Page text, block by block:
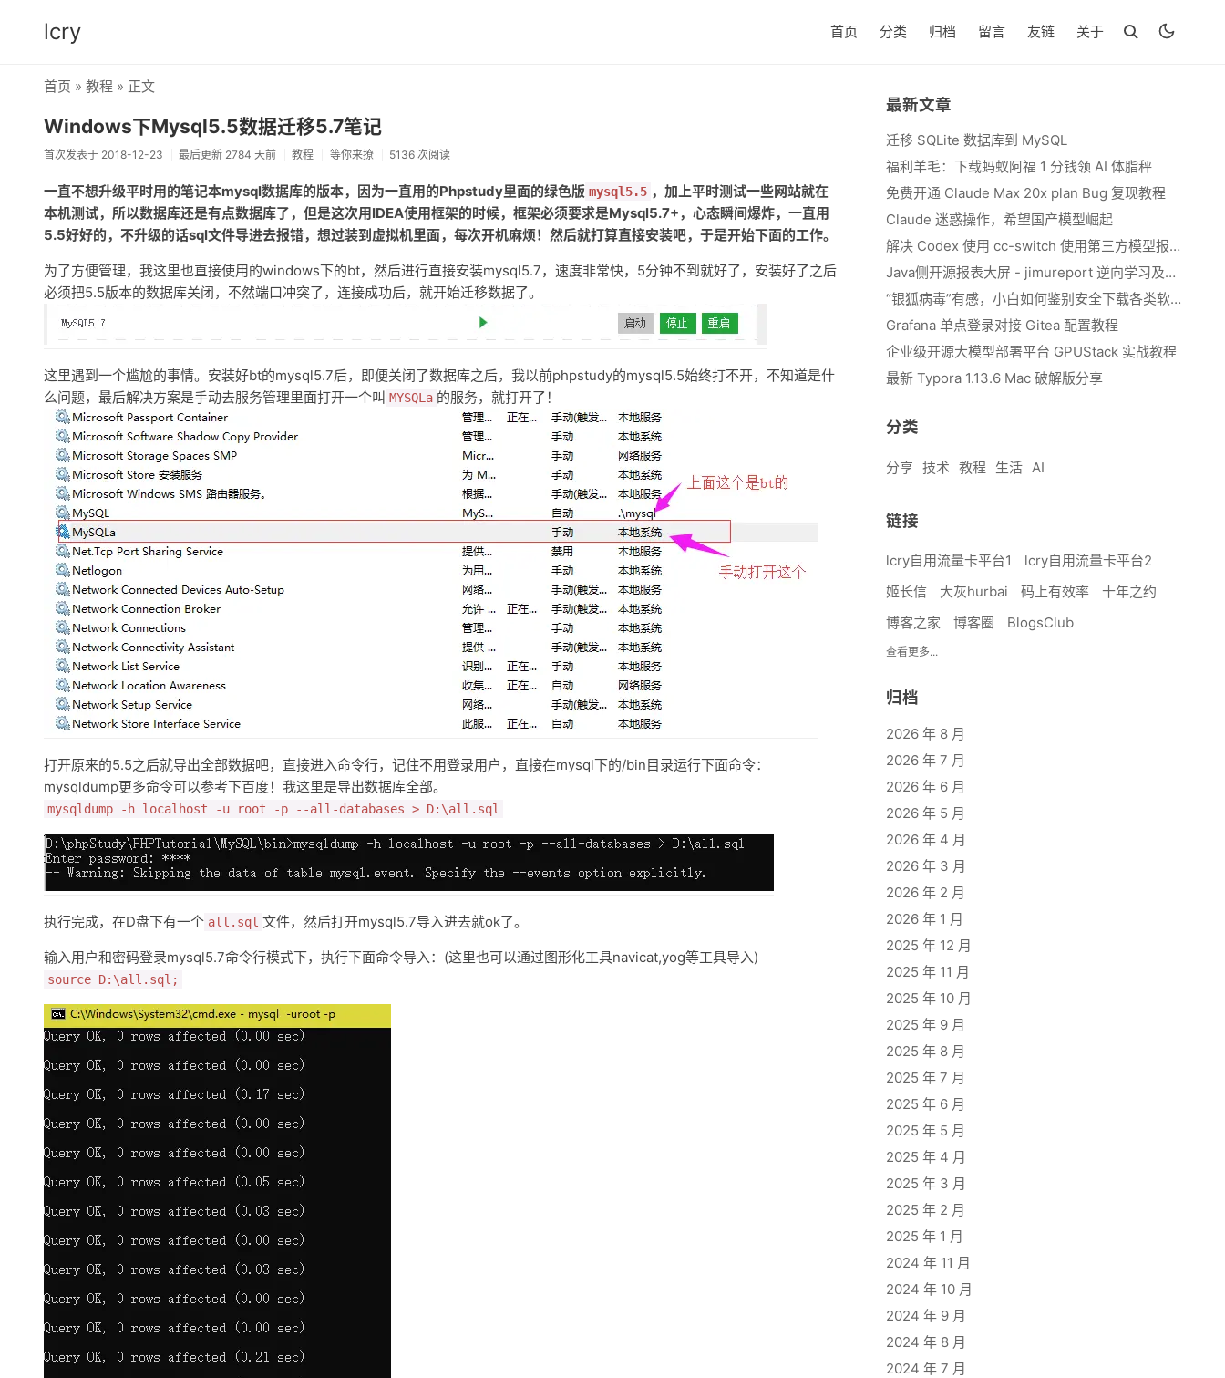
lcry 首页 分类 归档 留言 友链 关于
首页 » 教程 » 正文
Windows下Mysql5.5数据迁移5.7笔记
首次发表于 2018-12-23 最后更新 2784 天前 教程 等你来撩 5136 次阅读
一直不想升级平时用的笔记本mysql数据库的版本，因为一直用的Phpstudy里面的绿色版 mysql5.5 ，加上平时测试一些网站就在
本机测试，所以数据库还是有点数据库了，但是这次用IDEA使用框架的时候，框架必须要求是Mysql5.7+，心态瞬间爆炸，一直用
5.5好好的，不升级的话sql文件导进去报错，想过装到虚拟机里面，每次开机麻烦！然后就打算直接安装吧，于是开始下面的工作。
为了方便管理，我这里也直接使用的windows下的bt，然后进行直接安装mysql5.7，速度非常快，5分钟不到就好了，安装好了之后
必须把5.5版本的数据库关闭，不然端口冲突了，连接成功后，就开始迁移数据了。
这里遇到一个尴尬的事情。安装好bt的mysql5.7后，即便关闭了数据库之后，我以前phpstudy的mysql5.5始终打不开，不知道是什
么问题，最后解决方案是手动去服务管理里面打开一个叫 MYSQLa 的服务，就打开了！
打开原来的5.5之后就导出全部数据吧，直接进入命令行，记住不用登录用户，直接在mysql下的/bin目录运行下面命令：
mysqldump更多命令可以参考下百度！我这里是导出数据库全部。
mysqldump -h localhost -u root -p --all-databases > D:\all.sql
执行完成，在D盘下有一个 all.sql 文件，然后打开mysql5.7导入进去就ok了。
输入用户和密码登录mysql5.7命令行模式下，执行下面命令导入：(这里也可以通过图形化工具navicat,yog等工具导入)
source D:\all.sql;
最新文章
迁移 SQLite 数据库到 MySQL
福利羊毛：下载蚂蚁阿福 1 分钱领 AI 体脂秤
免费开通 Claude Max 20x plan Bug 复现教程
Claude 迷惑操作，希望国产模型崛起
解决 Codex 使用 cc-switch 使用第三方模型报错 We&#039;re currently experiencing high demand, which may cause temporary errors.
Java侧开源报表大屏 - jimureport 逆向学习及二开思路
“银狐病毒”有感，小白如何鉴别安全下载各类软件
Grafana 单点登录对接 Gitea 配置教程
企业级开源大模型部署平台 GPUStack 实战教程
最新 Typora 1.13.6 Mac 破解版分享
分类
分享 技术 教程 生活 AI
链接
lcry自用流量卡平台1
lcry自用流量卡平台2
姬长信
大灰hurbai 码上有效率
十年之约
博客之家
博客圈 BlogsClub
查看更多...
归档
2026 年 8 月
2026 年 7 月
2026 年 6 月
2026 年 5 月
2026 年 4 月
2026 年 3 月
2026 年 2 月
2026 年 1 月
2025 年 12 月
2025 年 11 月
2025 年 10 月
2025 年 9 月
2025 年 8 月
2025 年 7 月
2025 年 6 月
2025 年 5 月
2025 年 4 月
2025 年 3 月
2025 年 2 月
2025 年 1 月
2024 年 11 月
2024 年 10 月
2024 年 9 月
2024 年 8 月
2024 年 7 月